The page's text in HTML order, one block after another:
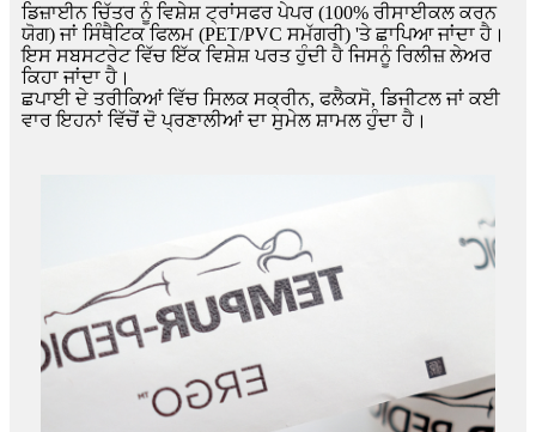
ਡਿਜ਼ਾਈਨ ਚਿੱਤਰ ਨੂੰ ਵਿਸ਼ੇਸ਼ ਟ੍ਰਾਂਸਫਰ ਪੇਪਰ (100% ਰੀਸਾਈਕਲ ਕਰਨ
ਯੋਗ) ਜਾਂ ਸਿੰਥੈਟਿਕ ਫਿਲਮ (PET/PVC ਸਮੱਗਰੀ) 'ਤੇ ਛਾਪਿਆ ਜਾਂਦਾ ਹੈ।
ਇਸ ਸਬਸਟਰੇਟ ਵਿੱਚ ਇੱਕ ਵਿਸ਼ੇਸ਼ ਪਰਤ ਹੁੰਦੀ ਹੈ ਜਿਸਨੂੰ ਰਿਲੀਜ਼ ਲੇਅਰ
ਕਿਹਾ ਜਾਂਦਾ ਹੈ।
ਛਪਾਈ ਦੇ ਤਰੀਕਿਆਂ ਵਿੱਚ ਸਿਲਕ ਸਕ੍ਰੀਨ, ਫਲੈਕਸੋ, ਡਿਜੀਟਲ ਜਾਂ ਕਈ
ਵਾਰ ਇਹਨਾਂ ਵਿੱਚੋਂ ਦੋ ਪ੍ਰਣਾਲੀਆਂ ਦਾ ਸੁਮੇਲ ਸ਼ਾਮਲ ਹੁੰਦਾ ਹੈ।